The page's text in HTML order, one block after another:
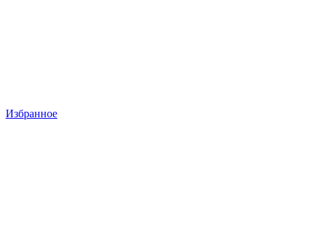
Избранное